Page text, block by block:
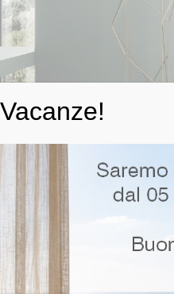
sono i migliori